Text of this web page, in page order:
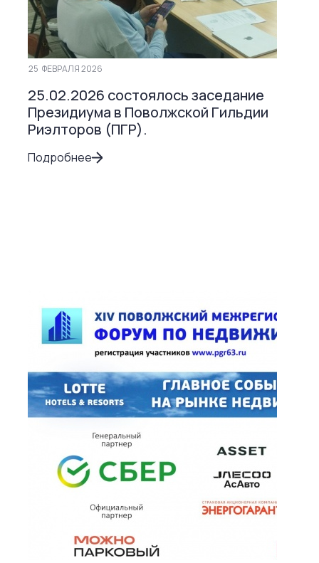
25 ФЕВРАЛЯ 2026
25.02.2026 состоялось заседание
Президиума в Поволжской Гильдии
Риэлторов (ПГР).
Подробнее